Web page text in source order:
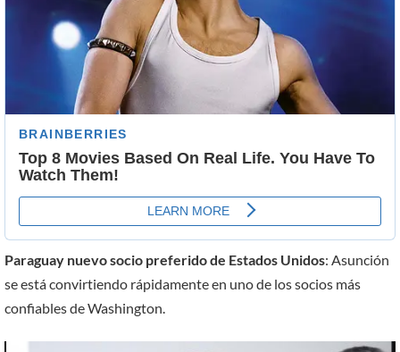
Paraguay nuevo socio preferido de Estados Unidos: Asunción
se está convirtiendo rápidamente en uno de los socios más
confiables de Washington.